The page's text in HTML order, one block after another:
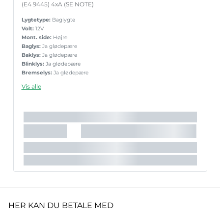
(E4 9445) 4xA (SE NOTE)
Lygtetype: Baglygte
Volt: 12V
Mont. side: Højre
Baglys: Ja glødepære
Baklys: Ja glødepære
Blinklys: Ja glødepære
Bremselys: Ja glødepære
Reflekstrekant:
Lyskilde: Glødepære
Vis alle
HER KAN DU BETALE MED